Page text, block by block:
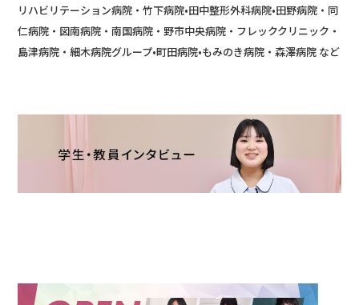
リハビリテーション病院・竹下病院•田中整形外科病院•田野病院・同
仁病院・図南病院・南国病院・野市中央病院・フレッククリニック・
島津病院・細木病院グループ•町田病院•もみのき病院・森澤病院 など